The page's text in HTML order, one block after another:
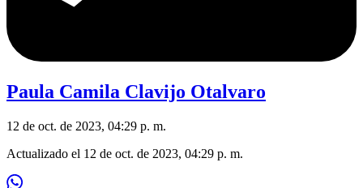
Paula Camila Clavijo Otalvaro
12 de oct. de 2023, 04:29 p. m.
Actualizado el 12 de oct. de 2023, 04:29 p. m.